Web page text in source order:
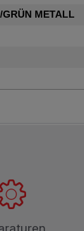
GRÜN METALL